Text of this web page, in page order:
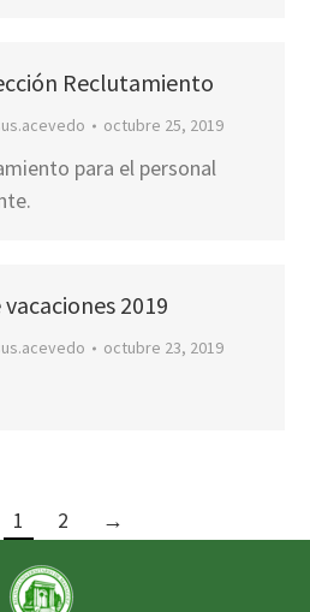
Reclutamiento
octubre 25, 2019
para el personal
2019
octubre 23, 2019
1 2 →